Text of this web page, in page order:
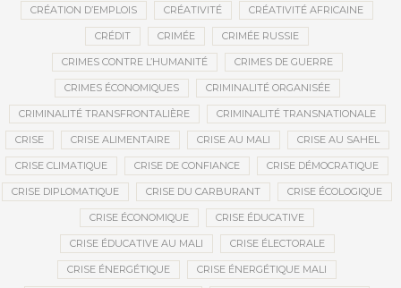
CRÉATION D’EMPLOIS CRÉATIVITÉ CRÉATIVITÉ AFRICAINE
CRÉDIT CRIMÉE CRIMÉE RUSSIE
CRIMES CONTRE L’HUMANITÉ CRIMES DE GUERRE
CRIMES ÉCONOMIQUES CRIMINALITÉ ORGANISÉE
CRIMINALITÉ TRANSFRONTALIÈRE CRIMINALITÉ TRANSNATIONALE
CRISE CRISE ALIMENTAIRE CRISE AU MALI CRISE AU SAHEL
CRISE CLIMATIQUE CRISE DE CONFIANCE CRISE DÉMOCRATIQUE
CRISE DIPLOMATIQUE CRISE DU CARBURANT CRISE ÉCOLOGIQUE
CRISE ÉCONOMIQUE CRISE ÉDUCATIVE
CRISE ÉDUCATIVE AU MALI CRISE ÉLECTORALE
CRISE ÉNERGÉTIQUE CRISE ÉNERGÉTIQUE MALI